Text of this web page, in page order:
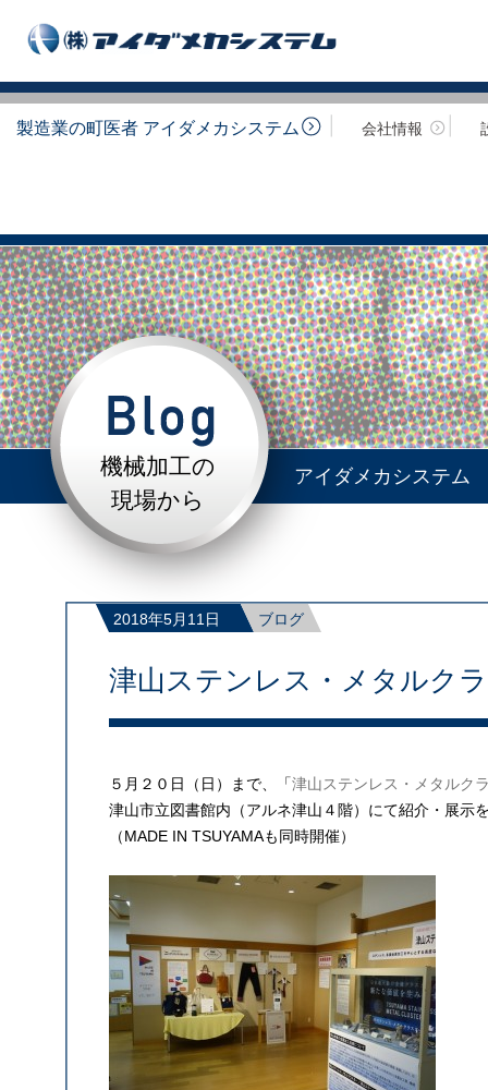
製造業の町医者 アイダメカシステム 会社情報
機械加工の
現場から
アイダメカシステム
2018年5月11日 ブログ
津山ステンレス・メタルク
５月２０日（日）まで、「津山ステンレス・メタルク
津山市立図書館内（アルネ津山４階）にて紹介・展示
（MADE IN TSUYAMAも同時開催）